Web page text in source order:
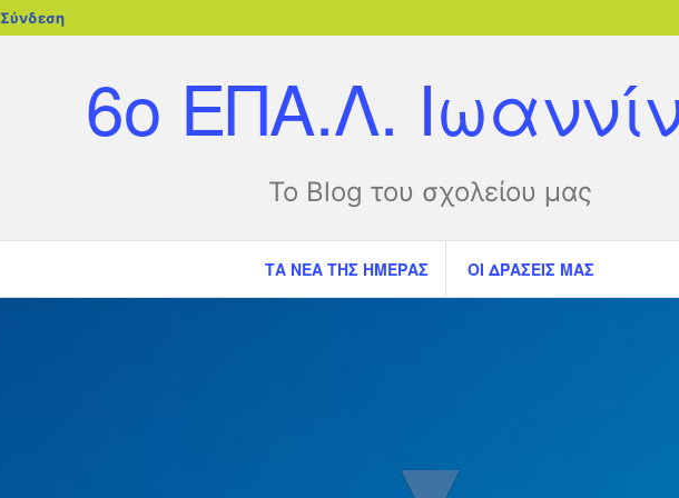
blogs.sch.gr
Σύνδεση
6ο ΕΠΑ.Λ.
Το Blog του σχολείου μας
ΤΑ ΝΈΑ ΤΗΣ ΗΜΈΡΑΣ ΟΙ ΔΡΆΣΕΙΣ ΜΑΣ